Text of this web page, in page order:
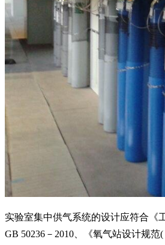
实验室集中供气系统的设计应符合《
GB 50236－2010、《氧气站设计规